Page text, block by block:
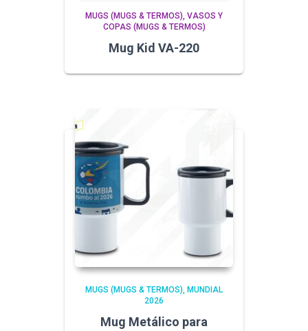
MUGS (MUGS & TERMOS) VASOS Y
COPAS (MUGS & TERMOS)
Mug Kid VA-220
MUGS (MUGS & TERMOS) MUNDIAL
2026
Mug Metálico para